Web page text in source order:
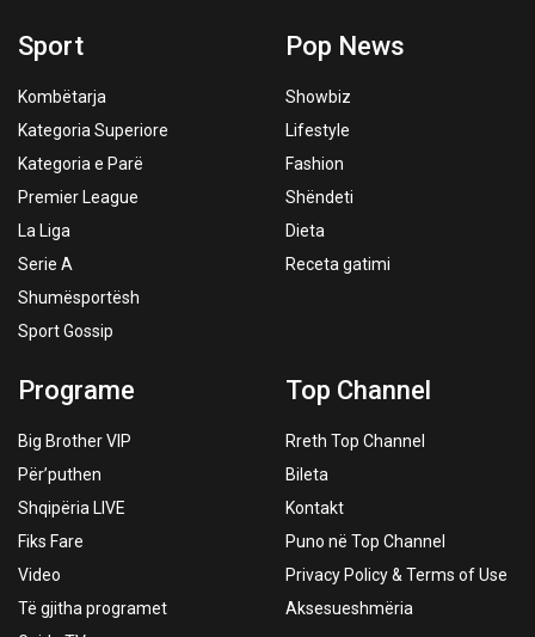
Sport
Kombëtarja
Kategoria Superiore
Kategoria e Parë
Premier League
La Liga
Serie A
Shumësportësh
Sport Gossip
Pop News
Showbiz
Lifestyle
Fashion
Shëndeti
Dieta
Receta gatimi
Programe
Big Brother VIP
Për’puthen
Shqipëria LIVE
Fiks Fare
Video
Të gjitha programet
Top Channel
Rreth Top Channel
Bileta
Kontakt
Puno në Top Channel
Privacy Policy & Terms of Use
Aksesueshmëria